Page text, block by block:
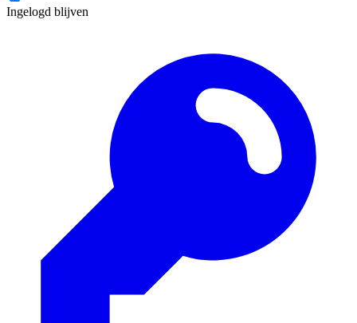
Ingelogd blijven